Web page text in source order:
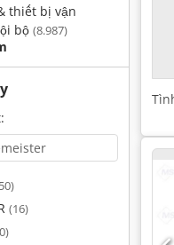
thiết bị vận
bộ (8.987)
(16)